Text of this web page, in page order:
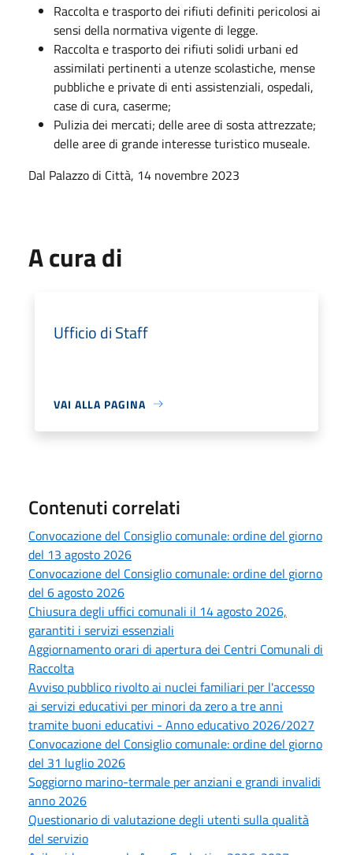
Raccolta e trasporto dei rifiuti definiti pericolosi ai
sensi della normativa vigente di legge.
Raccolta e trasporto dei rifiuti solidi urbani ed
assimilati pertinenti a utenze scolastiche, mense
pubbliche e private di enti assistenziali, ospedali,
case di cura, caserme;
Pulizia dei mercati; delle aree di sosta attrezzate;
delle aree di grande interesse turistico museale.
Dal Palazzo di Città, 14 novembre 2023
A cura di
Ufficio di Staff
VAI ALLA PAGINA
Contenuti correlati
Convocazione del Consiglio comunale: ordine del giorno
del 13 agosto 2026
Convocazione del Consiglio comunale: ordine del giorno
del 6 agosto 2026
Chiusura degli uffici comunali il 14 agosto 2026,
garantiti i servizi essenziali
Aggiornamento orari di apertura dei Centri Comunali di
Raccolta
Avviso pubblico rivolto ai nuclei familiari per l'accesso
ai servizi educativi per minori da zero a tre anni
tramite buoni educativi - Anno educativo 2026/2027
Convocazione del Consiglio comunale: ordine del giorno
del 31 luglio 2026
Soggiorno marino-termale per anziani e grandi invalidi
anno 2026
Questionario di valutazione degli utenti sulla qualità
del servizio